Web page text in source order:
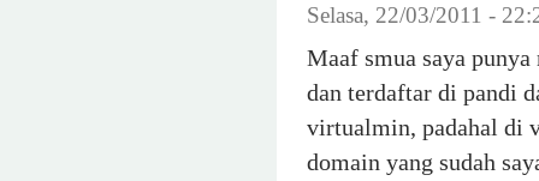
Selasa, 22/03/2011 -
Maaf smua saya
dan terdaftar di pandi
virtualmin, padahal di
domain yang sudah